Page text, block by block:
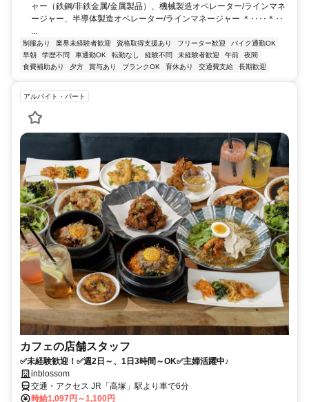
ャー（鉄鋼/非鉄金属/金属製品）、機械製造オペレーター/ラインマネ
ージャー、半導体製造オペレーター/ラインマネージャー ＊‥‥＊‥
...
制服あり 業界未経験者歓迎 資格取得支援あり フリーター歓迎
バイク通勤OK
早朝
学歴不問 車通勤OK 転勤なし 経験不問 未経験者歓迎 午前
夜間
食費補助あり
夕方 賞与あり ブランクOK 育休あり 交通費支給 長期歓迎
アルバイト・パート
カフェの店舗スタッフ
✅未経験歓迎！✅週2日～、1日3時間～OK✅主婦活躍中♪
inblossom
交通・アクセス JR「高塚」駅より車で6分
時給1,097円～1,100円